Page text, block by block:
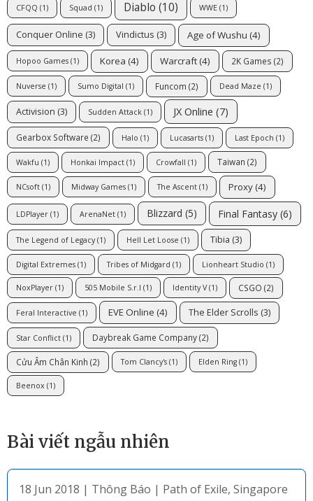
CFQQ (1) Squad (1) Diablo (10) WWE (1)
Conquer Online (3) Vindictus (3) Age of Wushu (4)
Hopoo Games (1) Korea (4) Warcraft (4) 2K Games (2)
Nuverse (1) Sumo Digital (1) Funcom (2) Dead Maze (1)
Activision (3) Sudden Attack (1) JX Online (7)
Gearbox Software (2) Halo (1) Lucasarts (1) Last Epoch (1)
Wakfu (1) Honkai Impact (1) Crowfall (1) Taiwan (2)
NCsoft (1) Midway Games (1) The Ascent (1) Proxy (4)
LDPlayer (1) ArenaNet (1) Blizzard (5) Final Fantasy (6)
The Legend of Legacy(1) Hell Let Loose (1) Tibia (3)
Digital Extremes (1) Tribes of Midgard (1) Lionheart Studio (1)
NoxPlayer (1) 505 Mobile S.r.l (1) Identity V(1) CSGO (2)
Feral Interactive (1) EVE Online (4) The Elder Scrolls (3)
Star Conflict (1) Daybreak Game Company(2)
Cửu Âm Chân Kinh (2) Tom Clancy's (1) Elden Ring (1)
Beenox (1)
Bài viết ngẫu nhiên
18 Jun 2018 | Thông Báo | Path of Exile, Singapore